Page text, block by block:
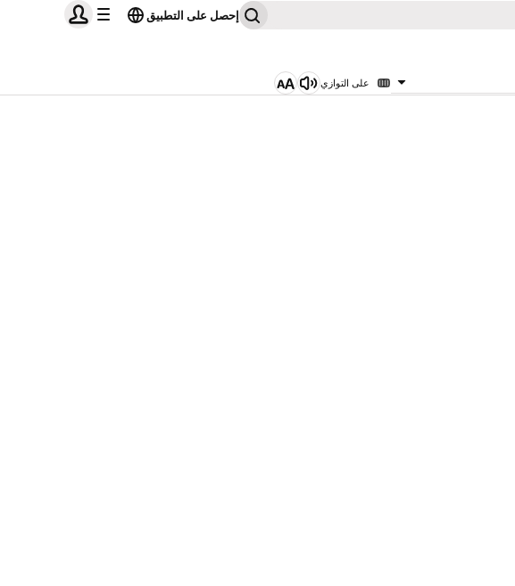
إحصل على التطبيق
على التوازي